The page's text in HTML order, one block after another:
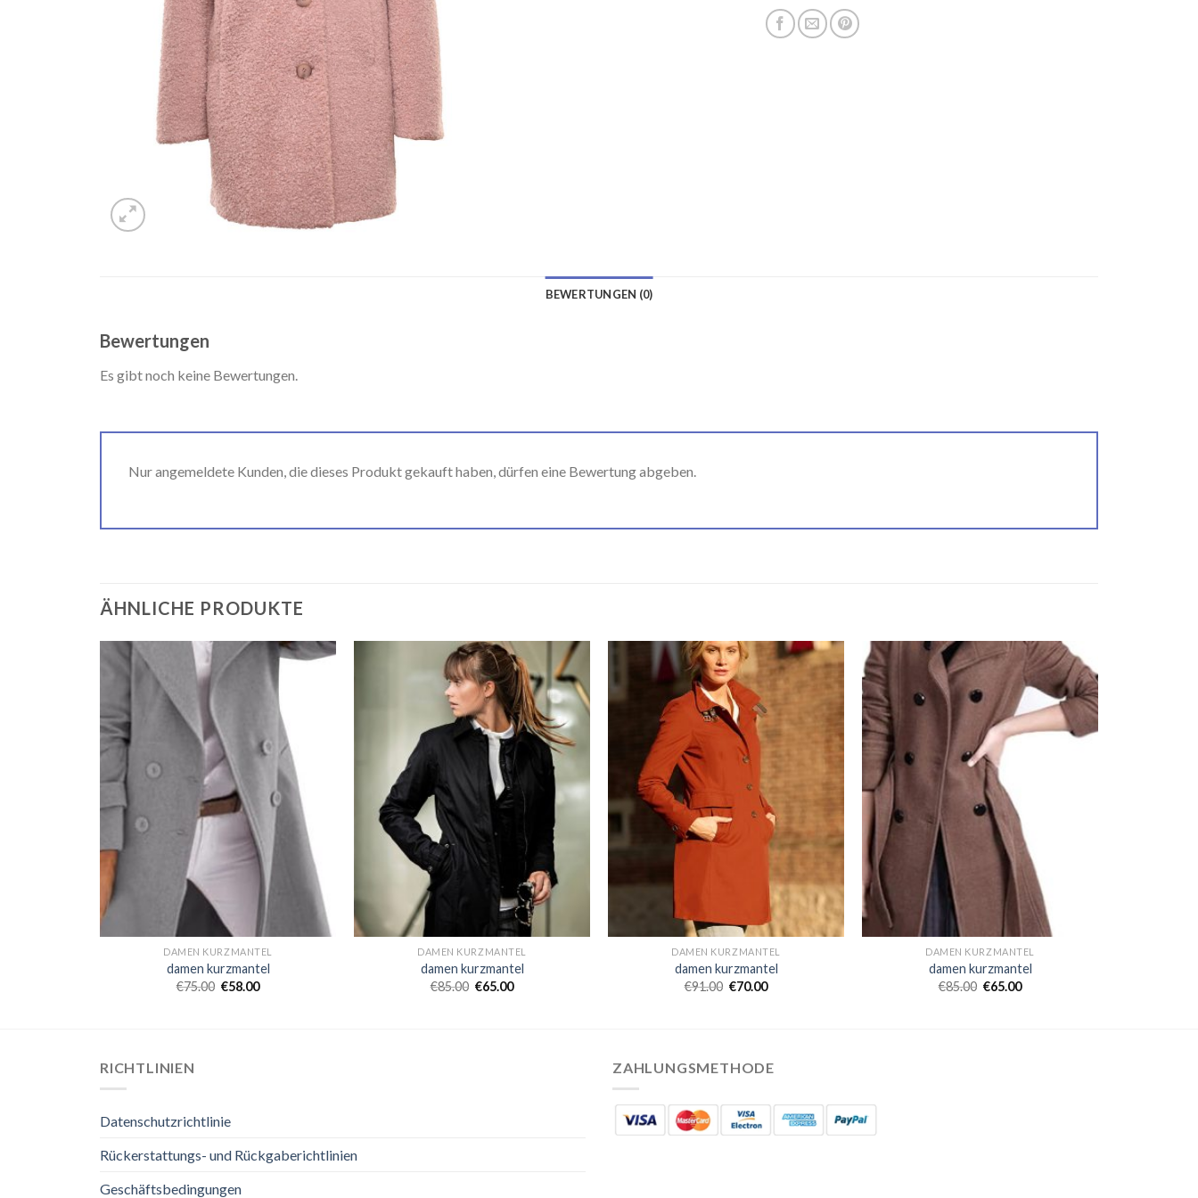
BEWERTUNGEN (0)
Bewertungen
Es gibt noch keine Bewertungen.
Nur angemeldete Kunden, die dieses Produkt gekauft haben, dürfen eine Bewertung abgeben.
ÄHNLICHE PRODUKTE
DAMEN KURZMANTEL
damen kurzmantel
€75.00 €58.00
DAMEN KURZMANTEL
damen kurzmantel
€85.00 €65.00
DAMEN KURZMANTEL
damen kurzmantel
€91.00 €70.00
DAMEN KURZMANTEL
damen kurzmantel
€85.00 €65.00
RICHTLINIEN
Datenschutzrichtlinie
Rückerstattungs- und Rückgaberichtlinien
Geschäftsbedingungen
ZAHLUNGSMETHODE